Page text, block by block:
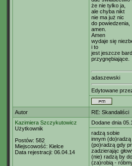
że nie tylko ja,
ale chyba nikt
nie ma już nic
do powiedzenia,
amen.
Amen
wydaje się
i to
jest jeszcze
przygnębiające.
adaszewski
Edytowane
Autor
RE: Skandaliści
Kazimiera Szczykutowicz
Użytkownik
Postów: 582
Miejscowość: Kielce
Data rejestracji: 06.04.14
Dodane dnia
radzą sobie
innym (do)radzą
(po)radzą gdy
zadzierając
(nie) radzą by
(za)robią -